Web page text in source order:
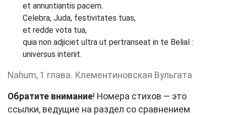
et annuntiantis pacem.
Celebra, Juda, festivitates tuas,
et redde vota tua,
quia non adjiciet ultra ut pertranseat in te Belial :
universus interiit.
Nahum, 1 глава. Клементиновская Вульгата
Обратите внимание! Номера стихов — это
ссылки, ведущие на раздел со сравнением